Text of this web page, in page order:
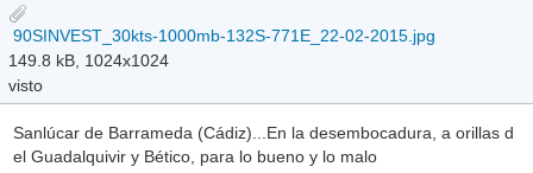
90SINVEST_30kts-1000mb-132S-771E_22-02-2015.jpg
149.8 kB, 1024x1024
visto
Sanlúcar de Barrameda (Cádiz)...En la desembocadura, a orillas d
el Guadalquivir y Bético, para lo bueno y lo malo